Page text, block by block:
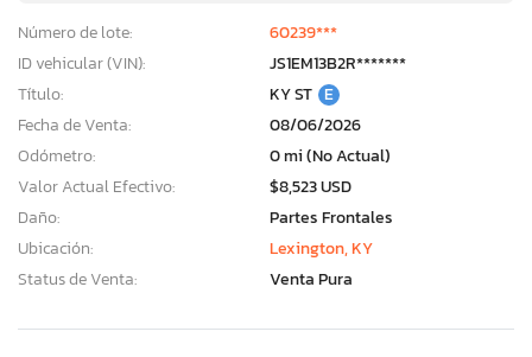
Número de lote:
60239***
ID vehicular (VIN):
JS1EM13B2R*******
Título:
KY ST E
Fecha de Venta:
08/06/2026
Odómetro:
0 mi (No Actual)
Valor Actual Efectivo:
$8,523 USD
Daño:
Partes Frontales
Ubicación:
Lexington, KY
Status de Venta:
Venta Pura